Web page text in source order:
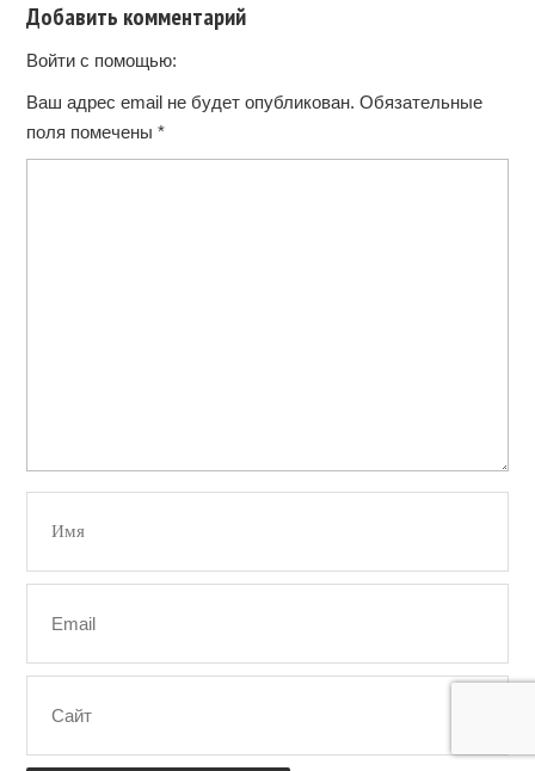
Добавить комментарий
Войти с помощью:
Ваш адрес email не будет опубликован. Обязательные
поля помечены *